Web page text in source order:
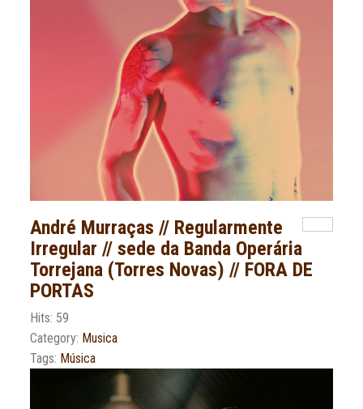
André Murraças // Regularmente
Irregular // sede da Banda Operária
Torrejana (Torres Novas) // FORA DE
PORTAS
Hits: 59
Category: Musica
Tags: Música